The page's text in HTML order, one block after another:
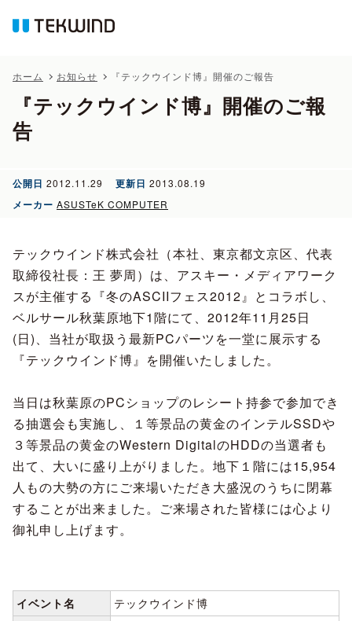
ホーム お知らせ 『テックウインド博』開催のご報告
『テックウインド博』開催のご報
告
公開日 2012.11.29 更新日 2013.08.19
メーカー ASUSTeK COMPUTER
テックウインド株式会社（本社、東京都文京区、代表
取締役社長：王 夢周）は、アスキー・メディアワーク
スが主催する『冬のASCIIフェス2012』とコラボし、
ベルサール秋葉原地下1階にて、2012年11月25日
(日)、当社が取扱う最新PCパーツを一堂に展示する
『テックウインド博』を開催いたしました。
当日は秋葉原のPCショップのレシート持参で参加でき
る抽選会も実施し、１等景品の黄金のインテルSSDや
３等景品の黄金のWestern DigitalのHDDの当選者も
出て、大いに盛り上がりました。地下１階には15,954
人もの大勢の方にご来場いただき大盛況のうちに閉幕
することが出来ました。ご来場された皆様には心より
御礼申し上げます。
イベント名
テックウインド博